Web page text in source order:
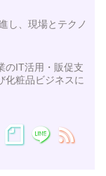
し、現場とテクノ
のIT活用・販促支
化粧品ビジネスに